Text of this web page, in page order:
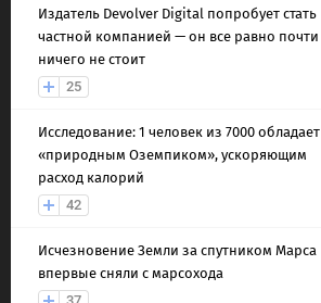
Издатель Devolver Digital попробует стать
частной компанией — он все равно почти
ничего не стоит
25
Исследование: 1 человек из 7000 обладает
«природным Оземпиком», ускоряющим
расход калорий
42
Исчезновение Земли за спутником Марса
впервые сняли с марсохода